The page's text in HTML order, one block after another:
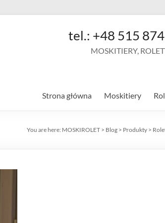
tel.: +48 515
MOSKITIERY,
Strona główna Moskitiery
You are here: MOSKIROLET > Blog > Produkty >